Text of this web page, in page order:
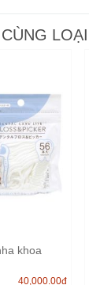
LOẠI
khoa
40,000.00đ